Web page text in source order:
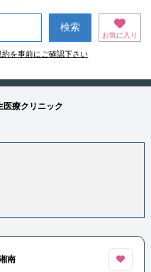
お気に入り
約を事前にご確認下さい
医療クリニック
南